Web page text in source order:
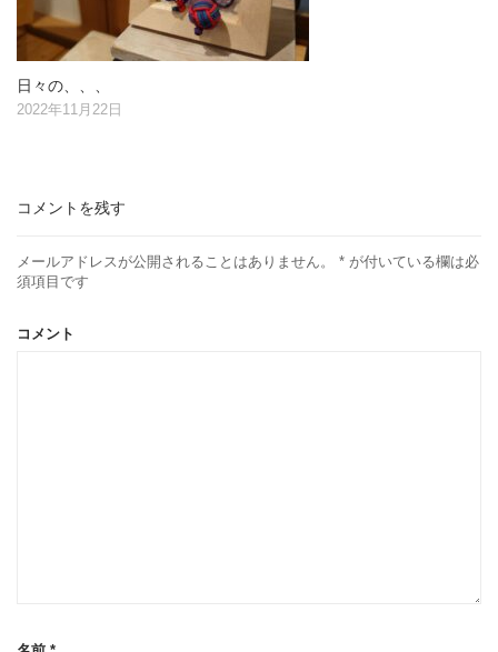
日々の、、、
2022年11月22日
コメントを残す
メールアドレスが公開されることはありません。 * が付いている欄は必
須項目です
コメント